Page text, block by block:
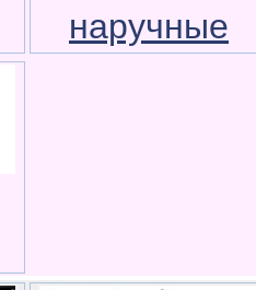
наручные